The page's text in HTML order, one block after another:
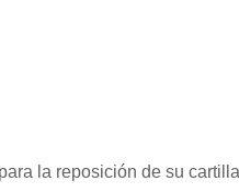
la reposición de su